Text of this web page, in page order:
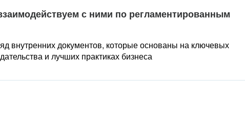
с ними по регламентированным
внутренних документов, которые основаны на ключевых
и лучших практиках бизнеса